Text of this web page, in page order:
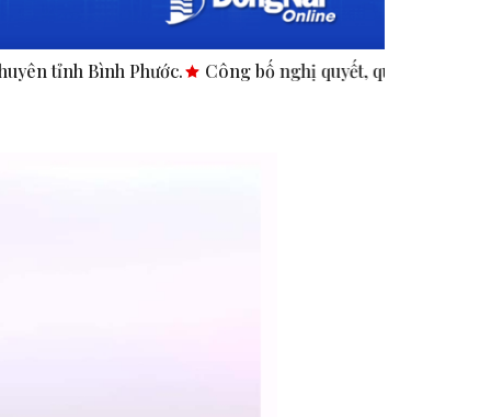
Bình Phước. Công bố nghị quyết, quyết định tại các xã,